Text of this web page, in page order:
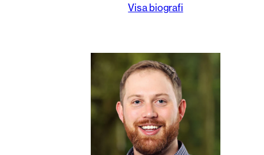
Visa biografi